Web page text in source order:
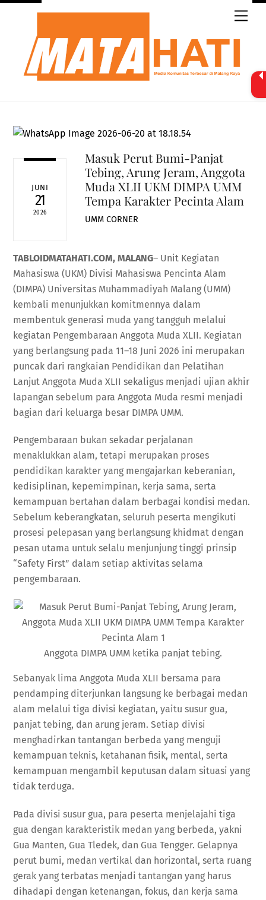
Skip
JUNI
21
2026
Masuk Perut Bumi-Panjat
Tebing, Arung Jeram, Anggota
Muda XLII UKM DIMPA UMM
Tempa Karakter Pecinta Alam
UMM CORNER
TABLOIDMATAHATI.COM, MALANG– Unit Kegiatan
Mahasiswa (UKM) Divisi Mahasiswa Pencinta Alam
(DIMPA) Universitas Muhammadiyah Malang (UMM)
kembali menunjukkan komitmennya dalam
membentuk generasi muda yang tangguh melalui
kegiatan Pengembaraan Anggota Muda XLII. Kegiatan
yang berlangsung pada 11–18 Juni 2026 ini merupakan
puncak dari rangkaian Pendidikan dan Pelatihan
Lanjut Anggota Muda XLII sekaligus menjadi ujian akhir
lapangan sebelum para Anggota Muda resmi menjadi
bagian dari keluarga besar DIMPA UMM.
Pengembaraan bukan sekadar perjalanan
menaklukkan alam, tetapi merupakan proses
pendidikan karakter yang mengajarkan keberanian,
kedisiplinan, kepemimpinan, kerja sama, serta
kemampuan bertahan dalam berbagai kondisi medan.
Sebelum keberangkatan, seluruh peserta mengikuti
prosesi pelepasan yang berlangsung khidmat dengan
pesan utama untuk selalu menjunjung tinggi prinsip
“Safety First” dalam setiap aktivitas selama
pengembaraan.
Anggota DIMPA UMM ketika panjat tebing.
Sebanyak lima Anggota Muda XLII bersama para
pendamping diterjunkan langsung ke berbagai medan
alam melalui tiga divisi kegiatan, yaitu susur gua,
panjat tebing, dan arung jeram. Setiap divisi
menghadirkan tantangan berbeda yang menguji
kemampuan teknis, ketahanan fisik, mental, serta
kemampuan mengambil keputusan dalam situasi yang
tidak terduga.
Pada divisi susur gua, para peserta menjelajahi tiga
gua dengan karakteristik medan yang berbeda, yakni
Gua Manten, Gua Tledek, dan Gua Tengger. Gelapnya
perut bumi, medan vertikal dan horizontal, serta ruang
gerak yang terbatas menjadi tantangan yang harus
dihadapi dengan ketenangan, fokus, dan kerja sama